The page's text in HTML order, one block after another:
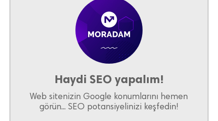
Haydi SEO yapalım!
Web sitenizin Google konumlarını hemen
görün... SEO potansiyelinizi keşfedin!